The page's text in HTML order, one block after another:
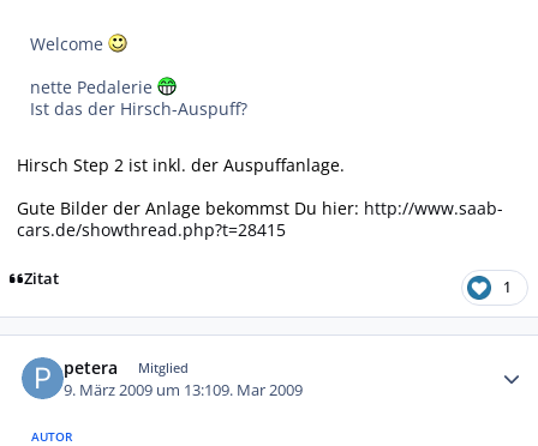
Welcome
nette Pedalerie
Ist das der Hirsch-Auspuff?
Hirsch Step 2 ist inkl. der Auspuffanlage.
Gute Bilder der Anlage bekommst Du hier: http://www.saab-
cars.de/showthread.php?t=28415
Zitat 1
petera Mitglied
9. März 2009 um 13:109. Mar 2009
AUTOR